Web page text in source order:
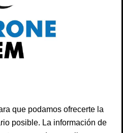
que podamos ofrecerte la
posible. La información de